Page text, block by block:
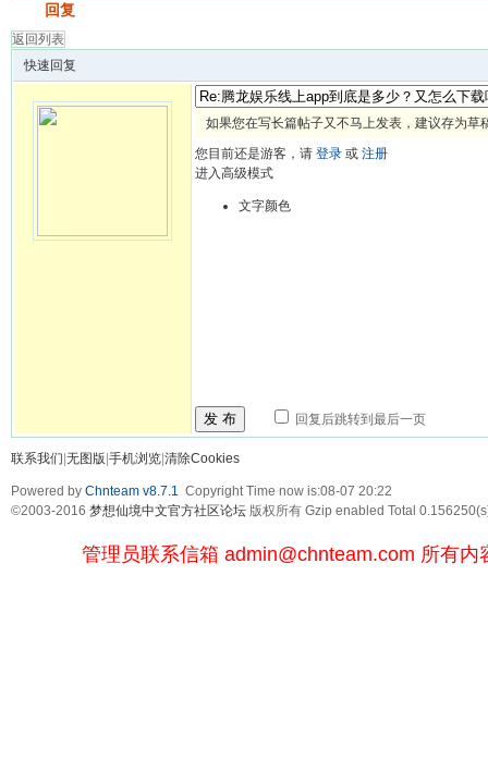
回复
返回列表
快速回复
如果您在写长篇帖子又不马上发表，建议存为草
您目前还是游客，请 登录 或 注册
进入高级模式
文字颜色
发 布 回复后跳转到最后一页
联系我们 无图版 手机浏览 清除Cookies
Powered by Chnteam v8.7.1 Copyright Time now is:08-07 20:22
©2003-2016 梦想仙境中文官方社区论坛 版权所有 Gzip enabled Total
管理员联系信箱 admin@chnteam.com 所有内